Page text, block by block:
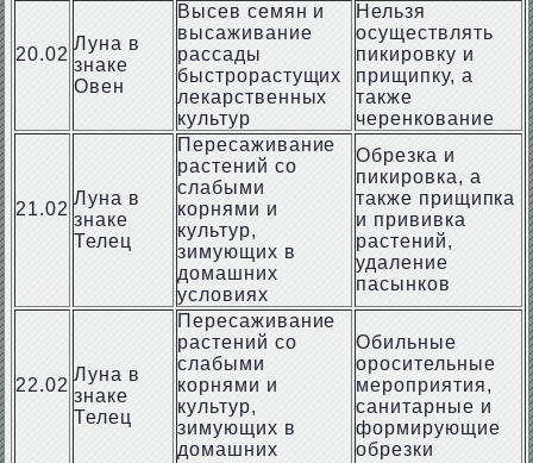
20.02
Луна в
знаке
Овен
Высев семян и
высаживание
рассады
быстрорастущих
лекарственных
культур
Нельзя
осуществлять
пикировку и
прищипку, а
также
черенкование
21.02
Луна в
знаке
Телец
Пересаживание
растений со
слабыми
корнями и
культур,
зимующих в
домашних
условиях
Обрезка и
пикировка, а
также прищипка
и прививка
растений,
удаление
пасынков
22.02
Луна в
знаке
Телец
Пересаживание
растений со
слабыми
корнями и
культур,
зимующих в
домашних
Обильные
оросительные
мероприятия,
санитарные и
формирующие
обрезки